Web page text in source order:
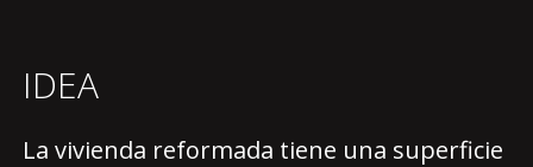
IDEA
La vivienda reformada tiene una superficie